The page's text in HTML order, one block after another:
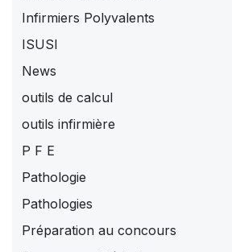
Infirmiers Polyvalents
ISUSI
News
outils de calcul
outils infirmière
P F E
Pathologie
Pathologies
Préparation au concours